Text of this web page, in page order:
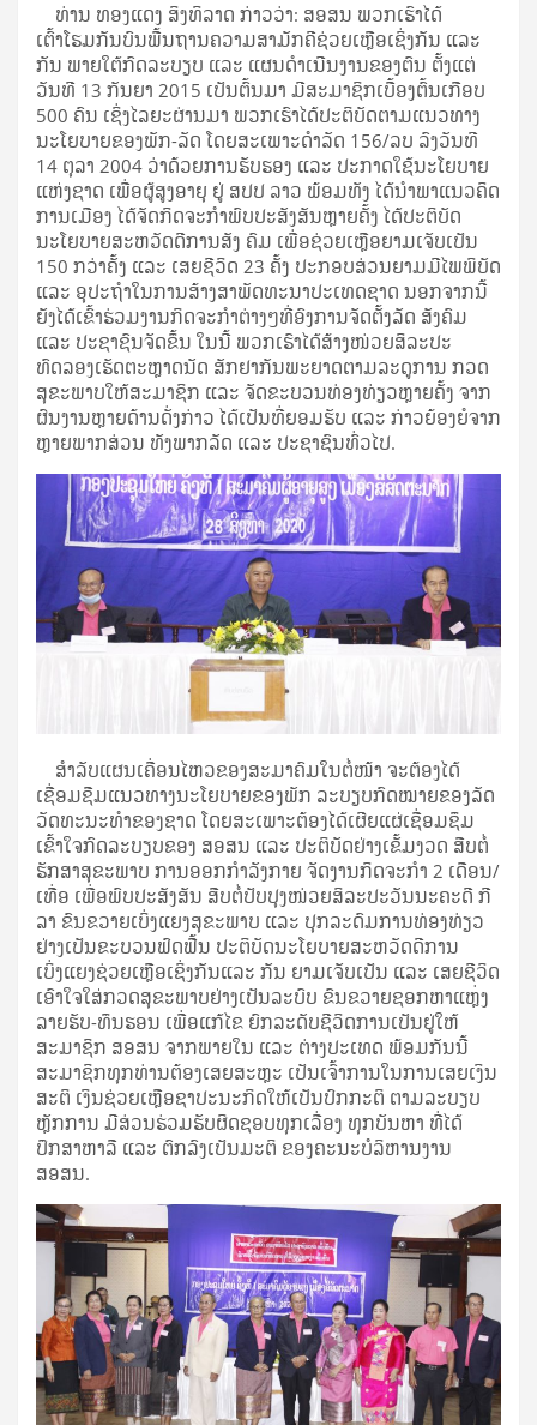
ທ່ານ ທອງແດງ ສິງທິລາດ ກ່າວວ່າ: ສອສນ ພວກເຮົາໄດ້
ເຕົ້າໂຮມກັນບົນພື້ນຖານຄວາມສາມັກຄີຊ່ວຍເຫຼືອເຊິ່ງກັນ ແລະ
ກັນ ພາຍໃຕ້ກົດລະບຽບ ແລະ ແຜນດໍາເນີນງານຂອງຕົນ ຕັ້ງແຕ່
ວັນທີ 13 ກັນຍາ 2015 ເປັນຕົ້ນມາ ມີສະມາຊິກເບື້ອງຕົ້ນເກືອບ
500 ຄົນ ເຊິ່ງໄລຍະຜ່ານມາ ພວກເຮົາໄດ້ປະຕິບັດຕາມແນວທາງ
ນະໂຍບາຍຂອງພັກ-ລັດ ໂດຍສະເພາະດໍາລັດ 156/ລບ ລົງວັນທີ
14 ຕຸລາ 2004 ວ່າດ້ວຍການຮັບຮອງ ແລະ ປະກາດໃຊ້ນະໂຍບາຍ
ແຫ່ງຊາດ ເພື່ອຜູ້ສູງອາຍຸ ຢູ່ ສປປ ລາວ ພ້ອມທັງ ໄດ້ນໍາພາແນວຄິດ
ການເມືອງ ໄດ້ຈັດກິດຈະກໍາພົບປະສັງສັນຫຼາຍຄັ້ງ ໄດ້ປະຕິບັດ
ນະໂຍບາຍສະຫວັດດີການສັງ ຄົມ ເພື່ອຊ່ວຍເຫຼືອຍາມເຈັບເປັນ
150 ກວ່າຄັ້ງ ແລະ ເສຍຊີວິດ 23 ຄັ້ງ ປະກອບສ່ວນຍາມມີໄພພິບັດ
ແລະ ອຸປະຖໍາໃນການສ້າງສາພັດທະນາປະເທດຊາດ ນອກຈາກນີ້
ຍັງໄດ້ເຂົ້າຮ່ວມງານກິດຈະກໍາຕ່າງໆທີ່ອົງການຈັດຕັ້ງລັດ ສັງຄົມ
ແລະ ປະຊາຊົນຈັດຂຶ້ນ ໃນນີ້ ພວກເຮົາໄດ້ສ້າງໜ່ວຍສິລະປະ
ທົດລອງເຮັດຕະຫຼາດນັດ ສັກຢາກັນພະຍາດຕາມລະດູການ ກວດ
ສຸຂະພາບໃຫ້ສະມາຊິກ ແລະ ຈັດຂະບວນທ່ອງທ່ຽວຫຼາຍຄັ້ງ ຈາກ
ຜົນງານຫຼາຍດ້ານດັ່ງກ່າວ ໄດ້ເປັນທີ່ຍອມຮັບ ແລະ ກ່າວຍ້ອງຍໍຈາກ
ຫຼາຍພາກສ່ວນ ທັງພາກລັດ ແລະ ປະຊາຊົນທົ່ວໄປ.
ສໍາລັບແຜນເຄື່ອນໄຫວຂອງສະມາຄົມໃນຕໍ່ໜ້າ ຈະຕ້ອງໄດ້
ເຊື່ອມຊືມແນວທາງນະໂຍບາຍຂອງພັກ ລະບຽບກົດໝາຍຂອງລັດ
ວັດທະນະທໍາຂອງຊາດ ໂດຍສະເພາະຕ້ອງໄດ້ເຜີຍແຜ່ເຊື່ອມຊຶມ
ເຂົ້າໃຈກົດລະບຽບຂອງ ສອສນ ແລະ ປະຕິບັດຢ່າງເຂັ້ມງວດ ສືບຕໍ່
ຮັກສາສຸຂະພາບ ການອອກກໍາລັງກາຍ ຈັດງານກິດຈະກໍາ 2 ເດືອນ/
ເທື່ອ ເພື່ອພົບປະສັງສັນ ສືບຕໍ່ປັບປຸງໜ່ວຍສິລະປະວັນນະຄະດີ ກີ
ລາ ຂົນຂວາຍເບິ່ງແຍງສຸຂະພາບ ແລະ ປຸກລະດົມການທ່ອງທ່ຽວ
ຢ່າງເປັນຂະບວນຟົດຟື້ນ ປະຕິບັດນະໂຍບາຍສະຫວັດດີການ
ເບິ່ງແຍງຊ່ວຍເຫຼືອເຊິ່ງກັນແລະ ກັນ ຍາມເຈັບເປັນ ແລະ ເສຍຊີວິດ
ເອົາໃຈໃສ່ກວດສຸຂະພາບຢ່າງເປັນລະບົບ ຂົນຂວາຍຊອກຫາແຫຼ່ງ
ລາຍຮັບ-ທຶນຮອນ ເພື່ອແກ້ໄຂ ຍົກລະດັບຊີວິດການເປັນຢູ່ໃຫ້
ສະມາຊິກ ສອສນ ຈາກພາຍໃນ ແລະ ຕ່າງປະເທດ ພ້ອມກັນນີ້
ສະມາຊິກທຸກທ່ານຕ້ອງເສຍສະຫຼະ ເປັນເຈົ້າການໃນການເສຍເງິນ
ສະຕິ ເງິນຊ່ວຍເຫຼືອຊາປະນະກິດໃຫ້ເປັນປົກກະຕິ ຕາມລະບຽບ
ຫຼັກການ ມີສ່ວນຮ່ວມຮັບຜິດຊອບທຸກເລື່ອງ ທຸກບັນຫາ ທີ່ໄດ້
ປຶກສາຫາລື ແລະ ຕົກລົງເປັນມະຕິ ຂອງຄະນະບໍລິຫານງານ
ສອສນ.